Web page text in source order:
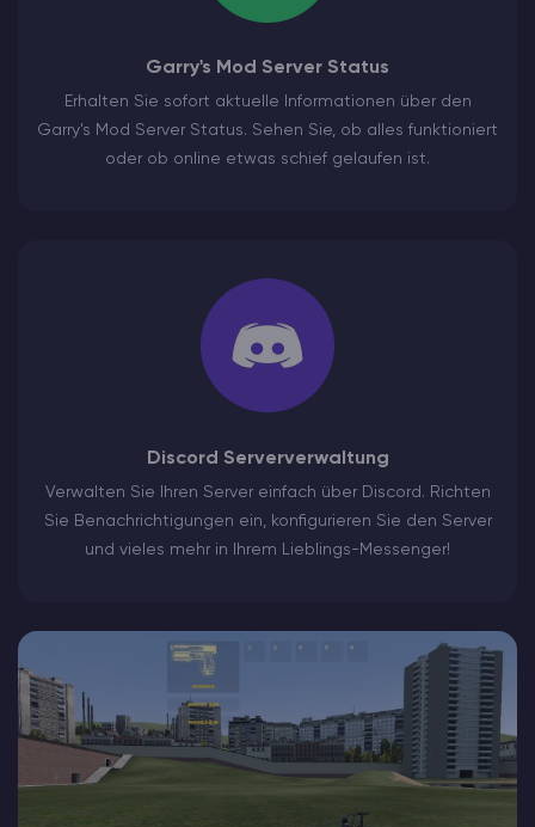
Garry's Mod Server Status
Erhalten Sie sofort aktuelle Informationen über den
Garry's Mod Server Status. Sehen Sie, ob alles funktioniert
oder ob online etwas schief gelaufen ist.
Discord Serververwaltung
Verwalten Sie Ihren Server einfach über Discord. Richten
Sie Benachrichtigungen ein, konfigurieren Sie den Server
und vieles mehr in Ihrem Lieblings-Messenger!